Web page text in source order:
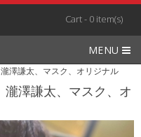
Cart - 0 item(s)
MENU
澤謙太、マスク、オリジナル
澤謙太、マスク、オ